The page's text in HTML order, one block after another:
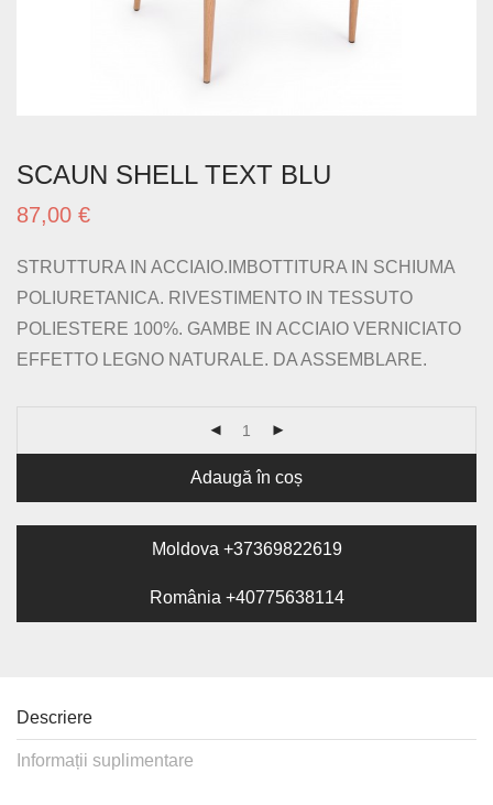
SCAUN SHELL TEXT BLU
87,00 €
STRUTTURA IN ACCIAIO.IMBOTTITURA IN SCHIUMA
POLIURETANICA. RIVESTIMENTO IN TESSUTO
POLIESTERE 100%. GAMBE IN ACCIAIO VERNICIATO
EFFETTO LEGNO NATURALE. DA ASSEMBLARE.
Adaugă în coș
Moldova +37369822619
România +40775638114
Descriere
Informații suplimentare